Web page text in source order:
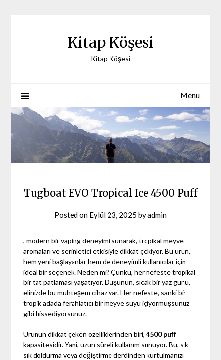
Kitap Köşesi
Kitap Köşesi
Menu
Tugboat EVO Tropical Ice 4500 Puff
Posted on Eylül 23, 2025 byadmin
, modern bir vaping deneyimi sunarak, tropikal meyve
aromaları ve serinletici etkisiyle dikkat çekiyor. Bu ürün,
hem yeni başlayanlar hem de deneyimli kullanıcılar için
ideal bir seçenek. Neden mi? Çünkü, her nefeste tropikal
bir tat patlaması yaşatıyor. Düşünün, sıcak bir yaz günü,
elinizde bu muhteşem cihaz var. Her nefeste, sanki bir
tropik adada ferahlatıcı bir meyve suyu içiyormuşsunuz
gibi hissediyorsunuz.
Ürünün dikkat çeken özelliklerinden biri,4500 puff
kapasitesidir. Yani, uzun süreli kullanım sunuyor. Bu, sık
sık doldurma veya değiştirme derdinden kurtulmanızı